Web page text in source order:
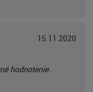
15.11.2020
hodnotenie.